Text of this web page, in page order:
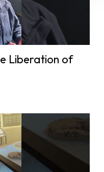
Liberation of